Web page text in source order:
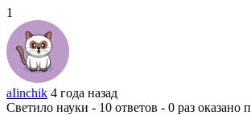
1
aIinchik 4 года назад
Светило науки - 10 ответов - 0 раз оказано